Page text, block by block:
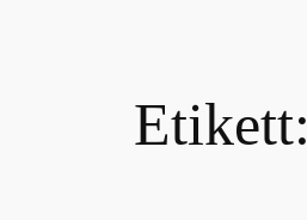
Etikett: